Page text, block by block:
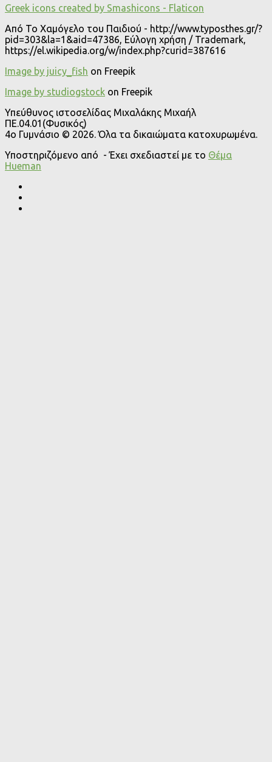
Greek icons created by Smashicons - Flaticon
Από Το Χαμόγελο του Παιδιού - http://www.typosthes.gr/?
pid=303&la=1&aid=47386, Εύλογη χρήση / Trademark,
https://el.wikipedia.org/w/index.php?curid=387616
Image by juicy_fish on Freepik
Image by studiogstock on Freepik
Υπεύθυνος ιστοσελίδας Μιχαλάκης Μιχαήλ
ΠΕ.04.01(Φυσικός)
4o Γυμνάσιο © 2026. Όλα τα δικαιώματα κατοχυρωμένα.
Υποστηριζόμενο από - Έχει σχεδιαστεί με το Θέμα
Ηueman